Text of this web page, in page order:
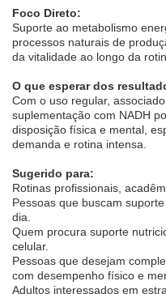
Foco Direto:
Suporte ao metabolismo
processos naturais de
da vitalidade ao longo da
O que esperar dos
Com o uso regular,
suplementação com NADH
disposição física e mental,
demanda e rotina intensa.
Sugerido para:
Rotinas profissionais,
Pessoas que buscam
dia.
Quem procura suporte
celular.
Pessoas que desejam
com desempenho físico e
Adultos interessados em